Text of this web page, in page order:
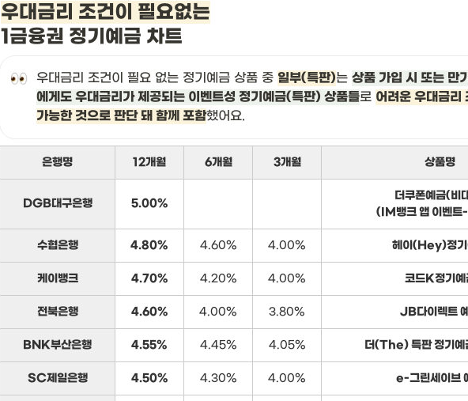
우대금리 조건이 필요없는
1금융권 정기예금 차트
우대금리 조건이 필요 없는 정기예금 상품 중 일부(특판)는 상품 가입 시 또는 만
에게도 우대금리가 제공되는 이벤트성 정기예금(특판) 상품들로 어려운 우대금리
가능한 것으로 판단 돼 함께 포함했어요.
은행명 12개월 6개월 3개월 상품명
DGB대구은행 5.00%
더쿠폰예금(비
(IM뱅크 앱 이벤트
수협은행 4.80% 4.60% 4.00% 헤이(Hey)정기
케이뱅크 4.70% 4.20% 4.00% 코드K정기예
전북은행 4.60% 4.00% 3.80% JB다이렉트
BNK부산은행 4.55% 4.45% 4.05% 더(The) 특판 정기예
SC제일은행 4.50% 4.30% 4.00% e-그린세이브